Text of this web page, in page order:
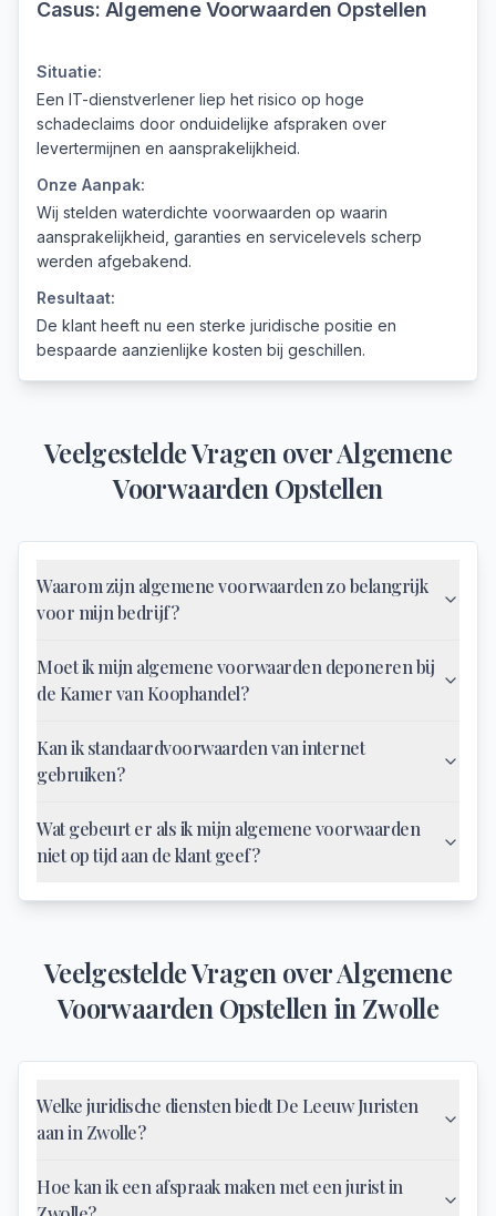
Casus: Algemene Voorwaarden Opstellen
Situatie:
Een IT-dienstverlener liep het risico op hoge
schadeclaims door onduidelijke afspraken over
levertermijnen en aansprakelijkheid.
Onze Aanpak:
Wij stelden waterdichte voorwaarden op waarin
aansprakelijkheid, garanties en servicelevels scherp
werden afgebakend.
Resultaat:
De klant heeft nu een sterke juridische positie en
bespaarde aanzienlijke kosten bij geschillen.
Veelgestelde Vragen overAlgemene
Voorwaarden Opstellen
Waarom zijn algemene voorwaarden zo belangrijk
voor mijn bedrijf?
Moet ik mijn algemene voorwaarden deponeren bij
de Kamer van Koophandel?
Kan ik standaardvoorwaarden van internet
gebruiken?
Wat gebeurt er als ik mijn algemene voorwaarden
niet op tijd aan de klant geef?
Veelgestelde Vragen overAlgemene
Voorwaarden Opstellen in Zwolle
Welke juridische diensten biedt De Leeuw Juristen
aan in Zwolle?
Hoe kan ik een afspraak maken met een jurist in